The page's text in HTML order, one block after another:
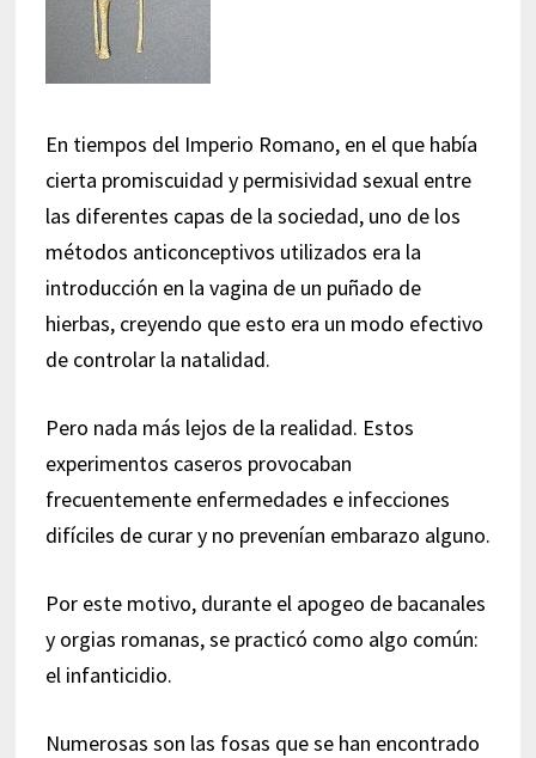
En tiempos del Imperio Romano, en el que había
cierta promiscuidad y permisividad sexual entre
las diferentes capas de la sociedad, uno de los
métodos anticonceptivos utilizados era la
introducción en la vagina de un puñado de
hierbas, creyendo que esto era un modo efectivo
de controlar la natalidad.
Pero nada más lejos de la realidad. Estos
experimentos caseros provocaban
frecuentemente enfermedades e infecciones
difíciles de curar y no prevenían embarazo alguno.
Por este motivo, durante el apogeo de bacanales
y orgias romanas, se practicó como algo común:
el infanticidio.
Numerosas son las fosas que se han encontrado